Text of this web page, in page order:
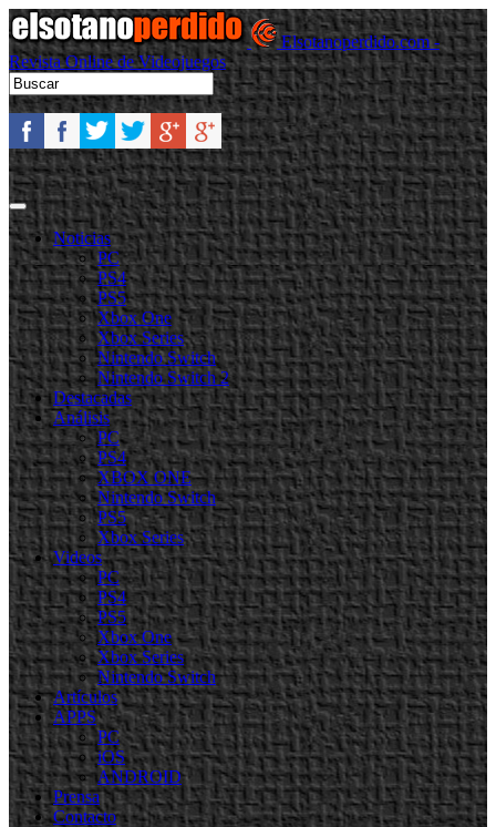
Elsotanoperdido.com -
Revista Online de Videojuegos
Noticias
PC
PS4
PS5
Xbox One
Xbox Series
Nintendo Switch
Nintendo Switch 2
Destacadas
Análisis
PC
PS4
XBOX ONE
Nintendo Switch
PS5
Xbox Series
Videos
PC
PS4
PS5
Xbox One
Xbox Series
Nintendo Switch
Artículos
APPS
PC
iOS
ANDROID
Prensa
Contacto